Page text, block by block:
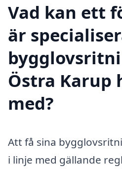
Vad kan ett
är
Östra Karup
med?
Att få sina
i linje med gällande